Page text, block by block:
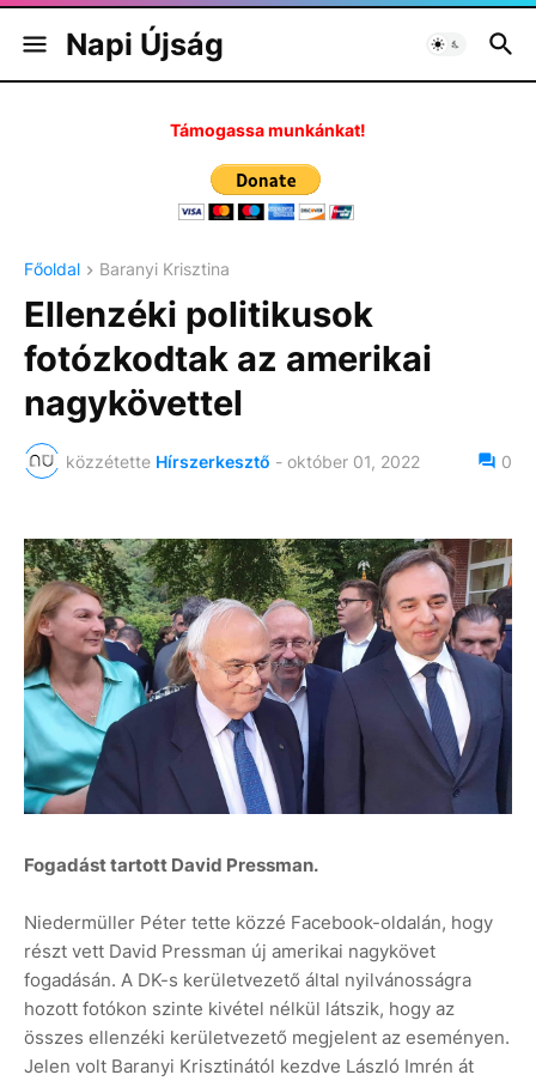
Napi Újság
Támogassa munkánkat!
Főoldal Baranyi Krisztina
Ellenzéki politikusok
fotózkodtak az amerikai
nagykövettel
közzétette Hírszerkesztő - október 01, 2022 0
Fogadást tartott David Pressman.
Niedermüller Péter tette közzé Facebook-oldalán, hogy
részt vett David Pressman új amerikai nagykövet
fogadásán. A DK-s kerületvezető által nyilvánosságra
hozott fotókon szinte kivétel nélkül látszik, hogy az
összes ellenzéki kerületvezető megjelent az eseményen.
Jelen volt Baranyi Krisztinától kezdve László Imrén át